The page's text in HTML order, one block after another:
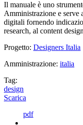
Il manuale è uno
Amministrazione e serve
digitali fornendo
research, al content
Progetto: Designers Italia
Amministrazione: italia
Tag:
design
Scarica
pdf